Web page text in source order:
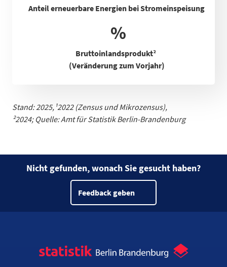
Anteil erneuerbare Energien bei Stromeinspeisung
%
Bruttoinlandsprodukt²
(Veränderung zum Vorjahr)
Stand: 2025, ¹2022 (Zensus und Mikrozensus),
²2024; Quelle: Amt für Statistik Berlin-Brandenburg
Nicht gefunden, wonach Sie gesucht haben?
Feedback geben